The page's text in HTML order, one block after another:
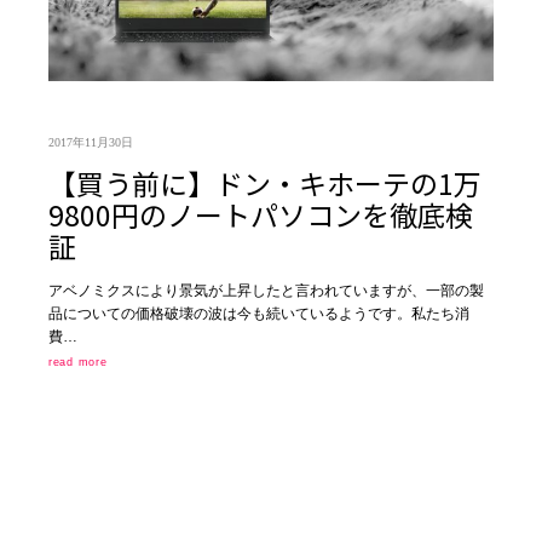
2017年11月30日
【買う前に】ドン・キホーテの1万
9800円のノートパソコンを徹底検
証
アベノミクスにより景気が上昇したと言われていますが、一部の製
品についての価格破壊の波は今も続いているようです。私たち消
費…
read more